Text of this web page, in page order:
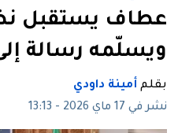
عطاف يستقبل
ويسلّمه رسالة
بقلم أمينة داودي
نشر في 17 ماي 2026 - 13:13